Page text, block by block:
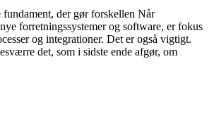
der gør forskellen Når
forretningssystemer og software, er fokus
og integrationer. Det er også vigtigt.
det, som i sidste ende afgør, om